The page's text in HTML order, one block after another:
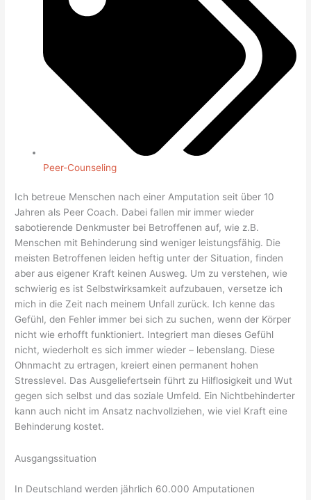
Peer-Counseling
Ich betreue Menschen nach einer Amputation seit über 10
Jahren als Peer Coach. Dabei fallen mir immer wieder
sabotierende Denkmuster bei Betroffenen auf, wie z.B.
Menschen mit Behinderung sind weniger leistungsfähig. Die
meisten Betroffenen leiden heftig unter der Situation, finden
aber aus eigener Kraft keinen Ausweg. Um zu verstehen, wie
schwierig es ist Selbstwirksamkeit aufzubauen, versetze ich
mich in die Zeit nach meinem Unfall zurück. Ich kenne das
Gefühl, den Fehler immer bei sich zu suchen, wenn der Körper
nicht wie erhofft funktioniert. Integriert man dieses Gefühl
nicht, wiederholt es sich immer wieder – lebenslang. Diese
Ohnmacht zu ertragen, kreiert einen permanent hohen
Stresslevel. Das Ausgeliefertsein führt zu Hilflosigkeit und Wut
gegen sich selbst und das soziale Umfeld. Ein Nichtbehinderter
kann auch nicht im Ansatz nachvollziehen, wie viel Kraft eine
Behinderung kostet.
Ausgangssituation
In Deutschland werden jährlich 60.000 Amputationen